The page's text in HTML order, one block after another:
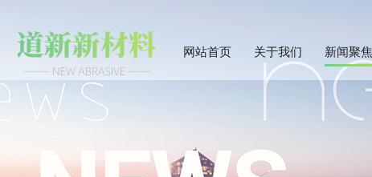
网站首页 关于我们 新闻聚焦